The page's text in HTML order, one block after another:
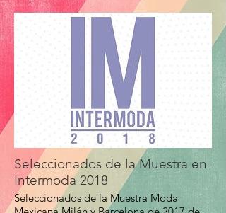
Seleccionados de la Muestra en
Intermoda 2018
Seleccionados de la Muestra Moda